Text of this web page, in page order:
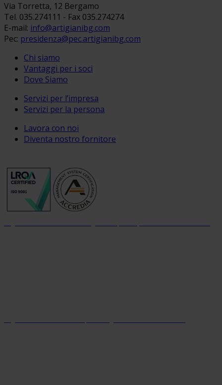
Via Torretta, 12 Bergamo
Tel. 035.274111 - Fax 035.274274
E-mail: info@artigianibg.com
Pec: presidenza@pec.artigianibg.com
Chi siamo
Vantaggi per i soci
Dove Siamo
Servizi per l’impresa
Servizi per la persona
Lavora con noi
Diventa nostro fornitore